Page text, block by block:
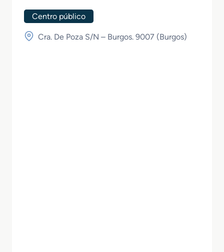
Centro público
Cra. De Poza S/N – Burgos. 9007 (Burgos)